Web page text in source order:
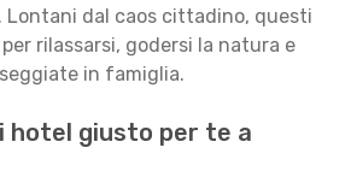
Lontani dal caos cittadino, questi
rilassarsi, godersi la natura e
in famiglia.
hotel giusto per te a